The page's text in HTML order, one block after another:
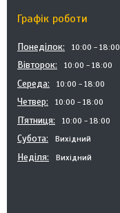
Графік роботи
Понеділок 10:00 18:00
Вівторок 10:00 18:00
Середа 10:00 18:00
Четвер 10:00 18:00
Пʼятниця 10:00 18:00
Субота Вихідний
Неділя Вихідний